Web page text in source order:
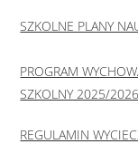
SZKOLNE PLANY
PROGRAM
SZKOLNY 2025/2026
REGULAMIN